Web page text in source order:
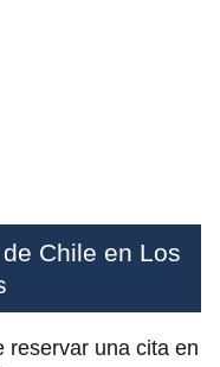
Chile en Los
reservar una cita en